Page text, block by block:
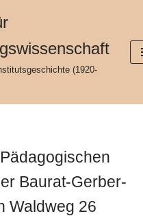
(1920-
Baurat-Gerber-
Waldweg 26